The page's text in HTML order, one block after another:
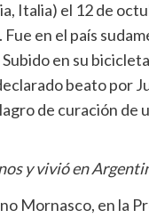
Italia) el 12 de
en el país
en su
beato por
de curación de
y vivió en
Mornasco, en la